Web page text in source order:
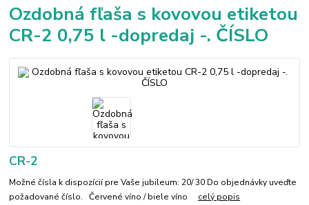
Ozdobná fľaša s kovovou etiketou
CR-2 0,75 l -dopredaj -. ČÍSLO
CR-2
Možné čísla k dispozícií pre Vaše jubileum: 20/ 30 Do objednávky uveďte
požadované číslo. Červené víno / biele víno celý popis